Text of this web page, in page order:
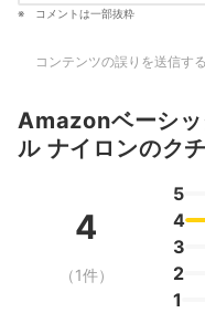
コメントは一部抜粋
コンテンツの誤りを送信する
Amazonベーシ
ル ナイロンのク
4
（1件）
5
4
3
2
1